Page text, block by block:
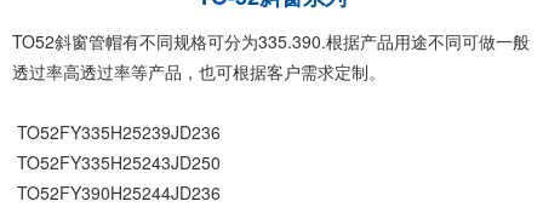
TO52斜窗管帽有不同规格可分为335.390.根据产品用途不同可做一般
透过率高透过率等产品，也可根据客户需求定制。
TO52FY335H25239JD236
TO52FY335H25243JD250
TO52FY390H25244JD236